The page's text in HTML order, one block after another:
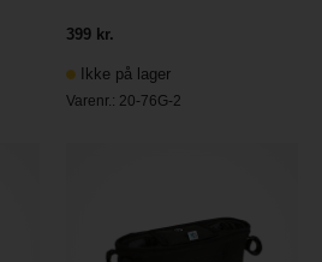
399 kr.
Ikke på lager
Varenr.: 20-76G-2